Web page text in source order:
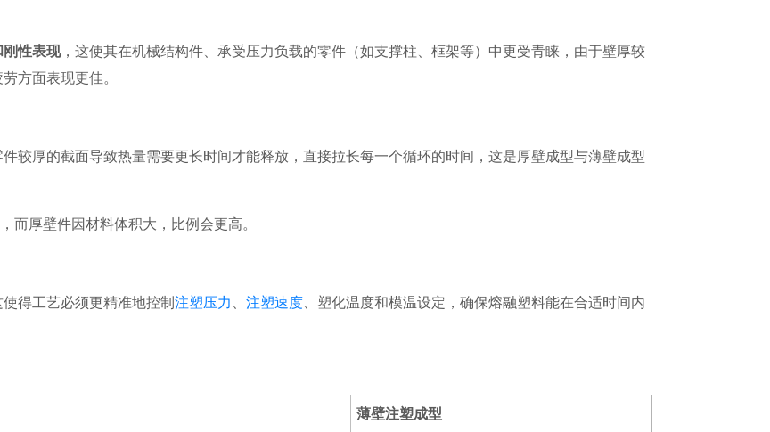
刚性表现，这使其在机械结构件、承受压力负载的零件（如支撑柱、框架等）中更受青睐，由于壁厚较
方面表现更佳。
件较厚的截面导致热量需要更长时间才能释放，直接拉长每一个循环的时间，这是厚壁成型与薄壁成型
而厚壁件因材料体积大，比例会更高。
得工艺必须更精准地控制 注塑压力 注塑速度 、塑化温度和模温设定，确保熔融塑料能在合适时间内
薄壁注塑成型